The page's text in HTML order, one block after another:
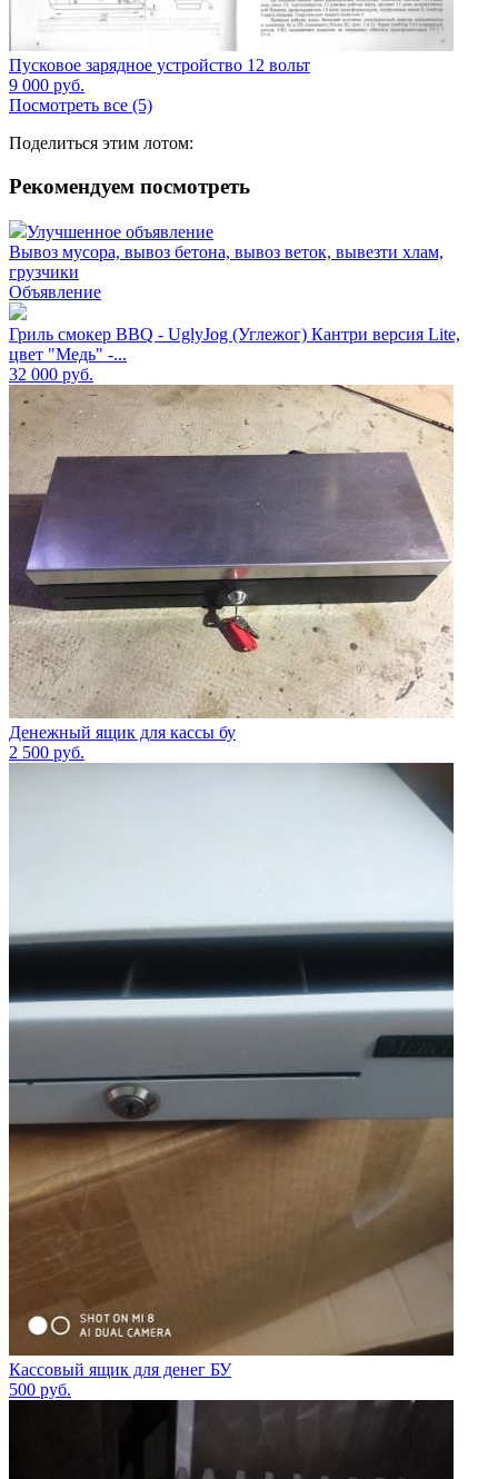
Пусковое зарядное устройство 12 вольт
9 000 руб.
Посмотреть все (5)
Поделиться этим лотом:
Рекомендуем посмотреть
Улучшенное объявление
Вывоз мусора, вывоз бетона, вывоз веток, вывезти хлам,
грузчики
Объявление
Гриль смокер BBQ - UglyJog (Углежог) Кантри версия Lite,
цвет "Медь" -...
32 000 руб.
Денежный ящик для кассы бу
2 500 руб.
Кассовый ящик для денег БУ
500 руб.